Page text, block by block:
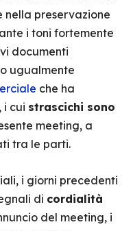
nella preservazione
i toni fortemente
documenti
ugualmente
che ha
i cui strascichi sono
meeting, a
tra le parti.
i giorni precedenti
di cordialità
del meeting, i